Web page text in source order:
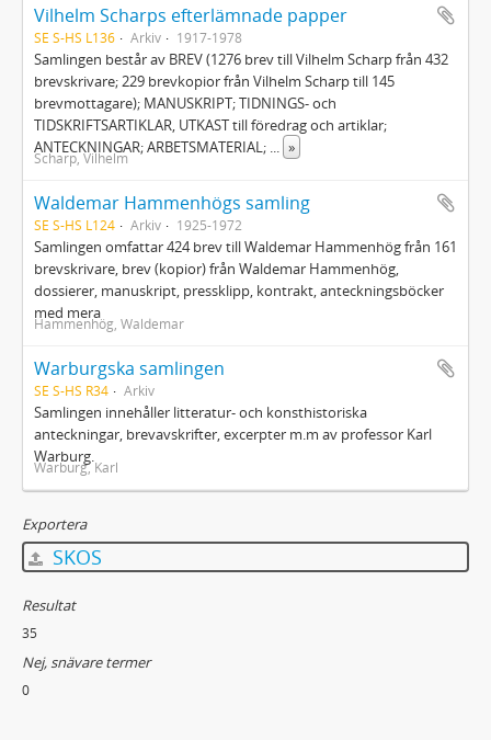
Vilhelm Scharps efterlämnade papper
SE S-HS L136 Arkiv 1917-1978
Samlingen består av BREV (1276 brev till Vilhelm Scharp från 432
brevskrivare; 229 brevkopior från Vilhelm Scharp till 145
brevmottagare); MANUSKRIPT; TIDNINGS- och
TIDSKRIFTSARTIKLAR, UTKAST till föredrag och artiklar;
ANTECKNINGAR; ARBETSMATERIAL; ... »
Scharp, Vilhelm
Waldemar Hammenhögs samling
SE S-HS L124 Arkiv 1925-1972
Samlingen omfattar 424 brev till Waldemar Hammenhög från 161
brevskrivare, brev (kopior) från Waldemar Hammenhög,
dossierer, manuskript, pressklipp, kontrakt, anteckningsböcker
med mera
Hammenhög, Waldemar
Warburgska samlingen
SE S-HS R34 Arkiv
Samlingen innehåller litteratur- och konsthistoriska
anteckningar, brevavskrifter, excerpter m.m av professor Karl
Warburg.
Warburg, Karl
Exportera
SKOS
Resultat
35
Nej, snävare termer
0